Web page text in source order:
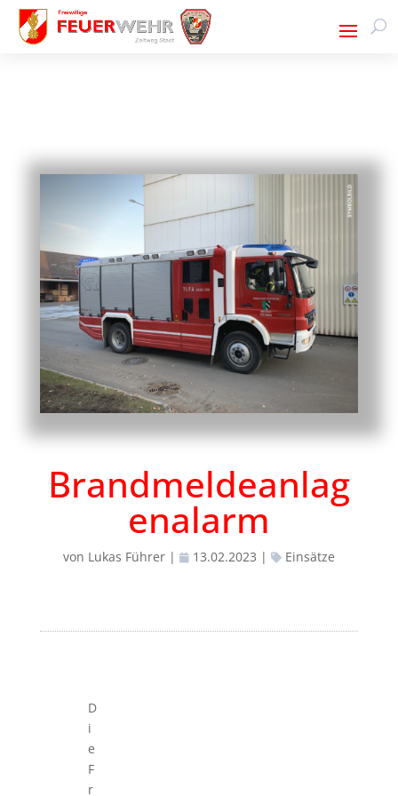
Brandmeldeanlag
enalarm
von Lukas Führer| 13.02.2023 | Einsätze
D
i
e
F
r